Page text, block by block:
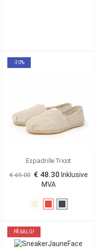
-30%
Espadrille Tricot
€ 69.00 € 48.30 Inklusive
MVA
PÅ SALG!